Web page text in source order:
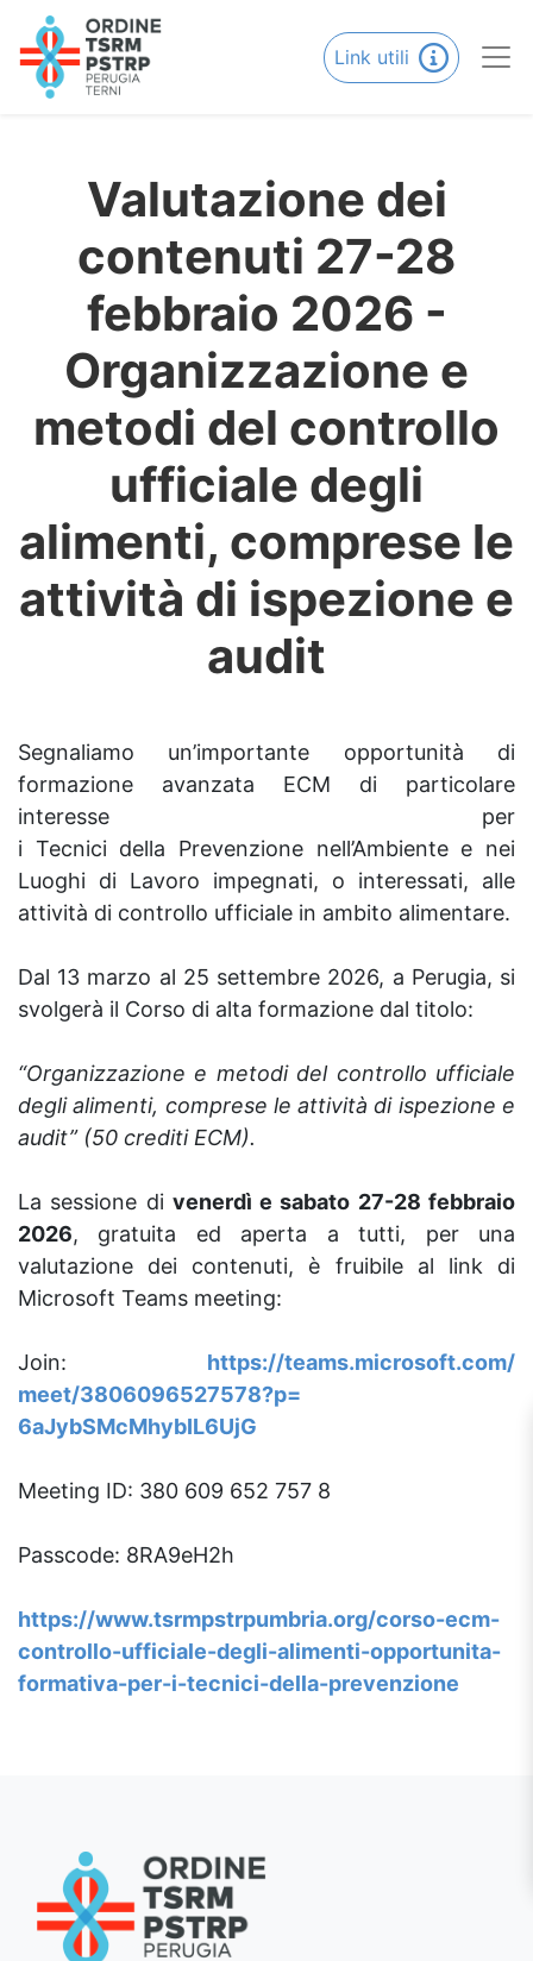
Link utili
Valutazione dei
contenuti 27-28
febbraio 2026 -
Organizzazione e
metodi del controllo
ufficiale degli
alimenti, comprese le
attività di ispezione e
audit
Segnaliamo un’importante opportunità di
formazione avanzata ECM di particolare
interesse per
i Tecnicidella Prevenzione nell’Ambiente e nei
Luoghi di Lavoro impegnati, o interessati, alle
attività di controllo ufficiale in ambito alimentare.
Dal 13 marzo al 25 settembre 2026, a Perugia, si
svolgerà il Corso di alta formazione dal titolo:
“Organizzazione e metodi del controllo ufficiale
degli alimenti, comprese le attività di ispezione e
audit” (50 crediti ECM).
La sessione di venerdì e sabato 27-28 febbraio
2026, gratuita ed aperta a tutti, per una
valutazione dei contenuti, è fruibile al link di
Microsoft Teams meeting:
Join: https://teams.microsoft.com/
meet/3806096527578?p=
6aJybSMcMhybIL6UjG
Meeting ID: 380 609 652 757 8
Passcode: 8RA9eH2h
https://www.tsrmpstrpumbria.org/corso-ecm-
controllo-ufficiale-degli-alimenti-opportunita-
formativa-per-i-tecnici-della-prevenzione